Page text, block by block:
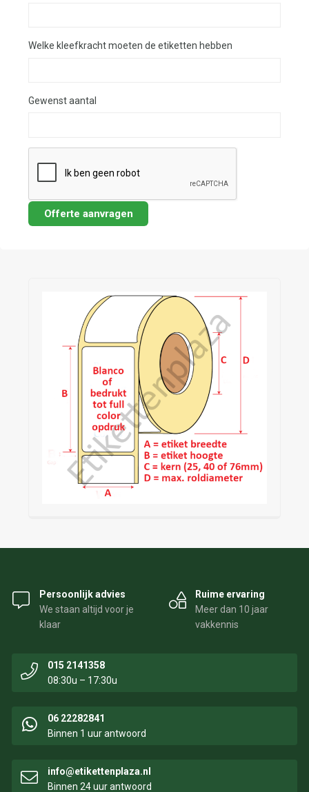
Welke kleefkracht moeten de etiketten hebben
Gewenst aantal
Persoonlijk advies
We staan altijd voor je
klaar
Ruime ervaring
Meer dan 10 jaar
vakkennis
015 2141358
08:30u – 17:30u
06 22282841
Binnen 1 uur antwoord
info@etikettenplaza.nl
Binnen 24 uur antwoord